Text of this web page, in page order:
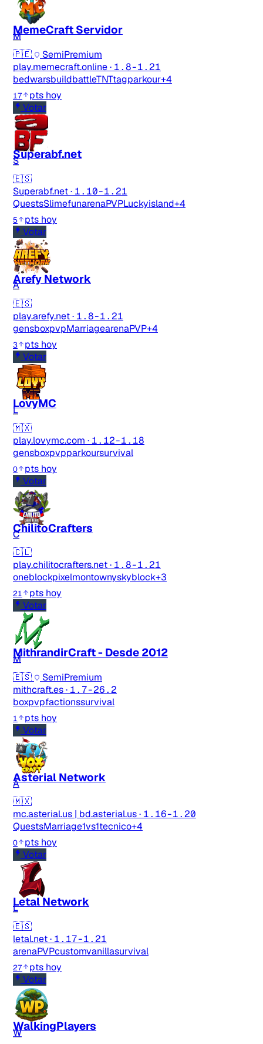
M
MemeCraft Servidor
🇵🇪
SemiPremium
play.memecraft.online· 1.8-1.21
bedwarsbuildbattleTNTtagparkour+4
17
pts hoy
Votar
S
Superabf.net
🇪🇸
Superabf.net· 1.10-1.21
QuestsSlimefunarenaPVPLuckyisland+4
5
pts hoy
Votar
A
Arefy Network
🇪🇸
play.arefy.net· 1.8-1.21
gensboxpvpMarriagearenaPVP+4
3
pts hoy
Votar
L
LovyMC
🇲🇽
play.lovymc.com · 1.12-1.18
gensboxpvpparkoursurvival
0
pts hoy
Votar
C
ChilitoCrafters
🇨🇱
play.chilitocrafters.net· 1.8-1.21
oneblockpixelmontownyskyblock+3
21
pts hoy
Votar
M
MithrandirCraft - Desde 2012
🇪🇸
SemiPremium
mithcraft.es· 1.7-26.2
boxpvpfactionssurvival
1
pts hoy
Votar
A
Asterial Network
🇲🇽
mc.asterial.us | bd.asterial.us· 1.16-1.20
QuestsMarriage1vs1tecnico+4
0
pts hoy
Votar
L
Letal Network
🇪🇸
letal.net· 1.17-1.21
arenaPVPcustomvanillasurvival
27
pts hoy
Votar
W
WalkingPlayers
Tipo de feedback
Lo que falla